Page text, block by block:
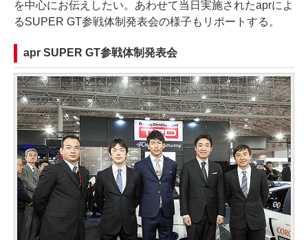
を中心にお伝えしたい。あわせて当日実施されたaprによ
るSUPER GT参戦体制発表会の様子もリポートする。
apr SUPER GT参戦体制発表会